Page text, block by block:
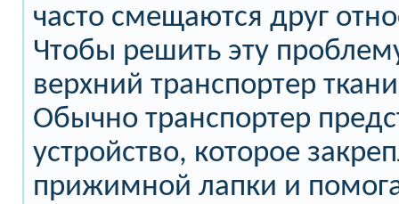
часто смещаются друг
Чтобы решить эту
верхний транспортер
Обычно транспортер
устройство, которое
прижимной лапки и